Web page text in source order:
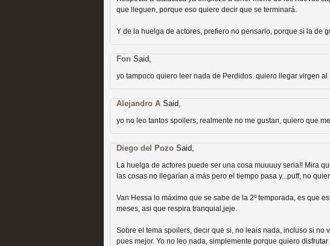
Galería con los Mejores
Televisión
Las productoras de las estrellas
televisión
MOLTISANTI
Recomendación de la semana
que lleguen, porque eso quiere decir que se terminará.
Y de la huelga de actores, prefiero no pensarlo, porque si la de
Fon Said,
yo tampoco quiero leer nada de Perdidos. quiero llegar virgen
Alejandro A Said,
yo no leo tantos spoilers, realmente no me gustan, quiero que
Diego del Pozo Said,
La huelga de actores puede ser una cosa muuuuy seria!! Mira
las cosas no llegarían a más pero el tiempo pasa y...puff, no
Van Hessa lo máximo que se sabe de la 2º temporada, es que
meses, asi que respira tranquial,jeje.
Sobre el tema spoilers, decir que si, no leais nada, incluso si no
pues mejor. Yo no leo nada, simplemente porque quiero